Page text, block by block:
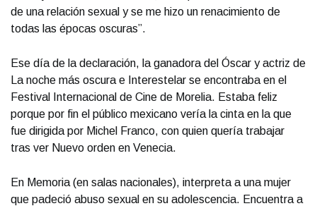
de una relación sexual y se me hizo un renacimiento de
todas las épocas oscuras”.
Ese día de la declaración, la ganadora del Óscar y actriz de
La noche más oscura e Interestelar se encontraba en el
Festival Internacional de Cine de Morelia. Estaba feliz
porque por fin el público mexicano vería la cinta en la que
fue dirigida por Michel Franco, con quien quería trabajar
tras ver Nuevo orden en Venecia.
En Memoria (en salas nacionales), interpreta a una mujer
que padeció abuso sexual en su adolescencia. Encuentra a